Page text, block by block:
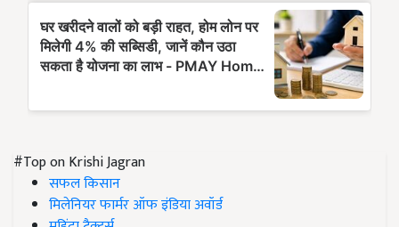
#Top on Krishi Jagran
सफल किसान
मिलेनियर फार्मर ऑफ इंडिया अवॉर्ड